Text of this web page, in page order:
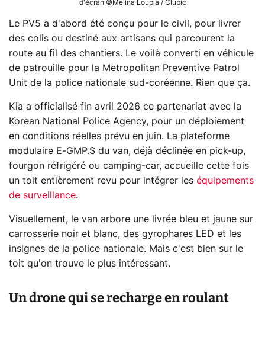
d'écran ©Mélina Loupia / Clubic
Le PV5 a d'abord été conçu pour le civil, pour livrer
des colis ou destiné aux artisans qui parcourent la
route au fil des chantiers. Le voilà converti en véhicule
de patrouille pour la Metropolitan Preventive Patrol
Unit de la police nationale sud-coréenne. Rien que ça.
Kia a officialisé fin avril 2026 ce partenariat avec la
Korean National Police Agency, pour un déploiement
en conditions réelles prévu en juin. La plateforme
modulaire E-GMP.S du van, déjà déclinée en pick-up,
fourgon réfrigéré ou camping-car, accueille cette fois
un toit entièrement revu pour intégrer les équipements
de surveillance.
Visuellement, le van arbore une livrée bleu et jaune sur
carrosserie noir et blanc, des gyrophares LED et les
insignes de la police nationale. Mais c'est bien sur le
toit qu'on trouve le plus intéressant.
Un drone qui se recharge en roulant